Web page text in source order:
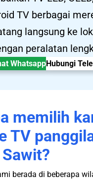
TV berbagai
langsung ke
peralatan
WhatsappHubungi
memilih
TV
berada di beberapa